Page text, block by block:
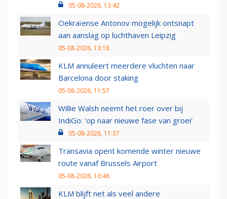
05-08-2026, 13:42
Oekraïense Antonov mogelijk ontsnapt
aan aanslag op luchthaven Leipzig
05-08-2026, 13:18
KLM annuleert meerdere vluchten naar
Barcelona door staking
05-08-2026, 11:57
Willie Walsh neemt het roer over bij
IndiGo: 'op naar nieuwe fase van groei'
05-08-2026, 11:37
Transavia opent komende winter nieuwe
route vanaf Brussels Airport
05-08-2026, 10:46
KLM blijft net als veel andere